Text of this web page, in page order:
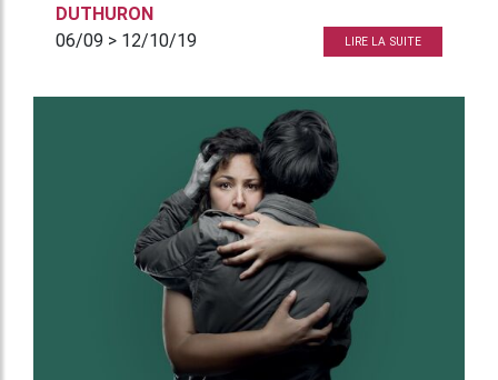
DUTHURON
06/09 > 12/10/19
LIRE LA SUITE